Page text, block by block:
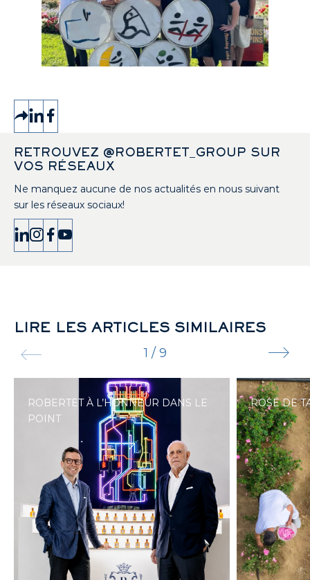
RETROUVEZ @ROBERTET_GROUP SUR
VOS RÉSEAUX
Ne manquez aucune de nos actualités en nous suivant
sur les réseaux sociaux!
LIRE LES ARTICLES SIMILAIRES
1 / 9
ROBERTET À L’HONNEUR DANS LE
POINT
ROSE DE